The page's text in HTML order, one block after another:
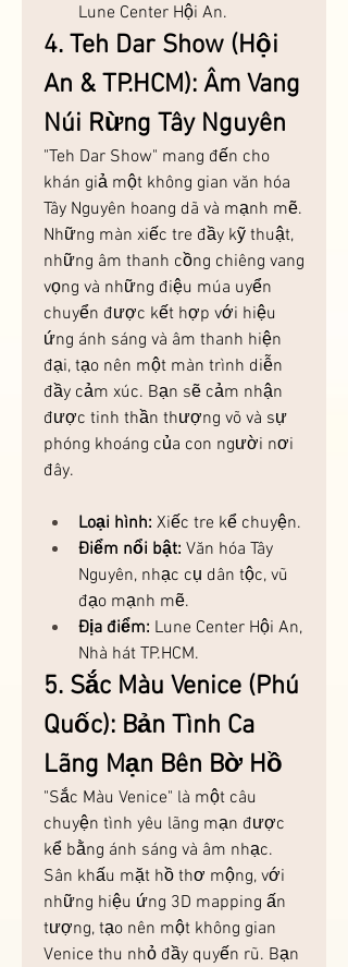
Lune Center Hội An.
4. Teh Dar Show (Hội
An & TP.HCM): Âm Vang
Núi Rừng Tây Nguyên
"Teh Dar Show" mang đến cho
khán giả một không gian văn hóa
Tây Nguyên hoang dã và mạnh mẽ.
Những màn xiếc tre đầy kỹ thuật,
những âm thanh cồng chiêng vang
vọng và những điệu múa uyển
chuyển được kết hợp với hiệu
ứng ánh sáng và âm thanh hiện
đại, tạo nên một màn trình diễn
đầy cảm xúc. Bạn sẽ cảm nhận
được tinh thần thượng võ và sự
phóng khoáng của con người nơi
đây.
Loại hình: Xiếc tre kể chuyện.
Điểm nổi bật: Văn hóa Tây
Nguyên, nhạc cụ dân tộc, vũ
đạo mạnh mẽ.
Địa điểm: Lune Center Hội An,
Nhà hát TP.HCM.
5. Sắc Màu Venice (Phú
Quốc): Bản Tình Ca
Lãng Mạn Bên Bờ Hồ
"Sắc Màu Venice" là một câu
chuyện tình yêu lãng mạn được
kể bằng ánh sáng và âm nhạc.
Sân khấu mặt hồ thơ mộng, với
những hiệu ứng 3D mapping ấn
tượng, tạo nên một không gian
Venice thu nhỏ đầy quyến rũ. Bạn